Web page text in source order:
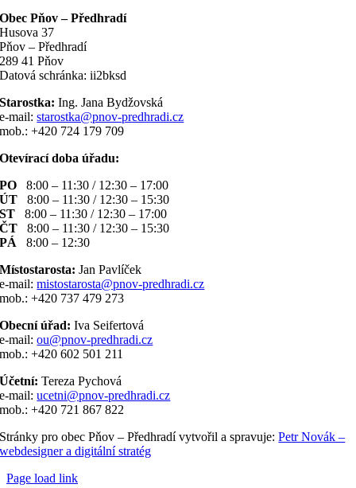
Obec Pňov – Předhradí
Husova 37
Pňov – Předhradí
289 41 Pňov
Datová schránka: ii2bksd
Starostka: Ing. Jana Bydžovská
e-mail:starostka@pnov-predhradi.cz
mob.: +420 724 179 709
Otevírací doba úřadu:
PO
8:00 – 11:30 / 12:30 – 17:00
ÚT
8:00 – 11:30 / 12:30 – 15:30
ST
8:00 – 11:30 / 12:30 – 17:00
ČT
8:00 – 11:30 / 12:30 – 15:30
PÁ
8:00 – 12:30
Místostarosta: Jan Pavlíček
e-mail:mistostarosta@pnov-predhradi.cz
mob.: +420 737 479 273
Obecní úřad: Iva Seifertová
e-mail:ou@pnov-predhradi.cz
mob.: +420 602 501 211
Účetní: Tereza Pychová
e-mail:ucetni@pnov-predhradi.cz
mob.: +420 721 867 822
Stránky pro obec Pňov – Předhradí vytvořil a spravuje:Petr Novák –
webdesigner a digitální stratég
Page load link